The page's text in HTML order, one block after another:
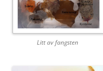
Litt av fangsten